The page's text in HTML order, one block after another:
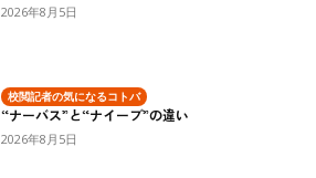
2026年8月5日
校閲記者の気になるコトバ
“ナーバス”と“ナイーブ”の違い
2026年8月5日